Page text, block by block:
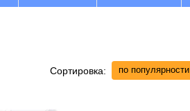
Сортировка: по популярности